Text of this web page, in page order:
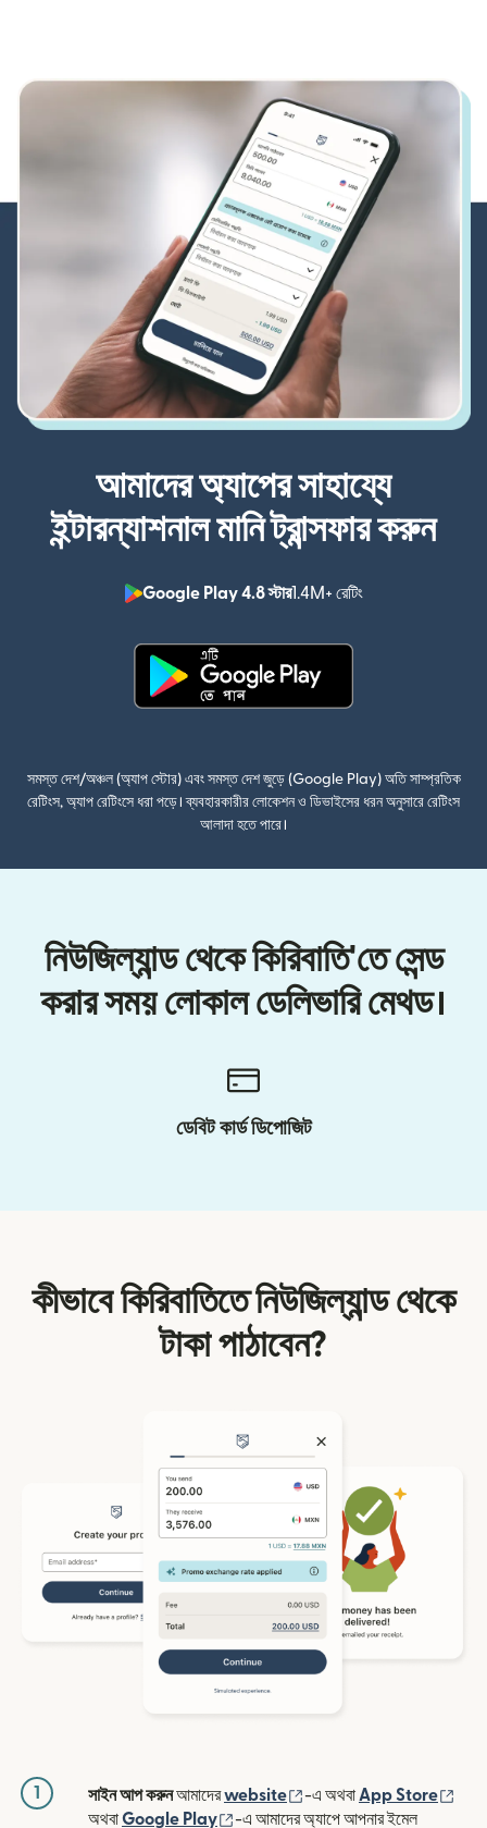
আমাদের অ্যাপের সাহায্যে
ইন্টারন্যাশনাল মানি ট্রান্সফার করুন
Google Play 4.8 স্টার1.4M+ রেটিং
সমস্ত দেশ/অঞ্চল (অ্যাপ স্টোর) এবং সমস্ত দেশ জুড়ে (Google Play) অতি সাম্প্রতিক
রেটিংস, অ্যাপ রেটিংসে ধরা পড়ে। ব্যবহারকারীর লোকেশন ও ডিভাইসের ধরন অনুসারে রেটিংস
আলাদা হতে পারে।
নিউজিল্যান্ড থেকে কিরিবাতি'তে সেন্ড
করার সময় লোকাল ডেলিভারি মেথড।
ডেবিট কার্ড ডিপোজিট
কীভাবে কিরিবাতিতে নিউজিল্যান্ড থেকে
টাকা পাঠাবেন?
1 সাইন আপ করুনআমাদেরwebsite (নতুন উইন্ডোতে খুলবে)
-এ অথবা App Store
অথবাGoogle Play (নতুন উইন্ডোতে খুলবে)
-এ আমাদের অ্যাপে আপনার ইমেল